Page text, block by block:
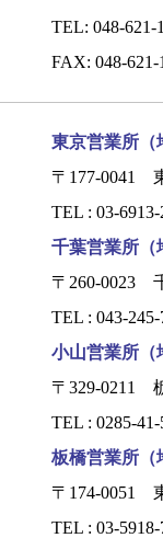
TEL: 048-621-
FAX: 048-
東京営業所（
〒177-0041
TEL : 03-6913-
千葉営業所（
〒260-0023
TEL : 043-245-
小山営業所（
〒329-0211
TEL : 0285-41-
板橋営業所（
〒174-0051
TEL : 03-5918-